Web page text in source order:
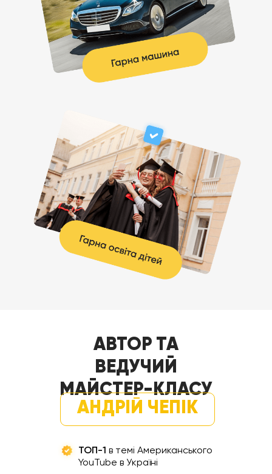
АНДРІЙ ЧЕПІК
АВТОР ТА
ВЕДУЧИЙ
МАЙСТЕР-КЛАСУ
ТОП-1 в темі Американського
YouTube в Україні